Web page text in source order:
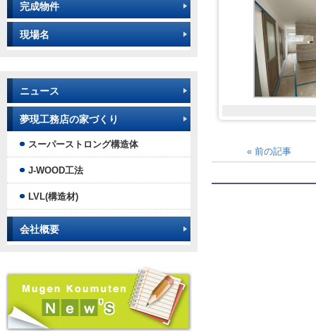
« 前の記事
完成物件
現場名
ニュース
夢現工務店の家づくり
スーパーストロング構造体
J-WOOD工法
LVL(構造材)
会社概要